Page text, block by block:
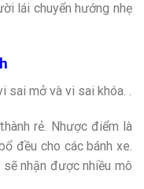
lái chuyển hướng nhẹ
mở và vi sai khóa. .
rẻ. Nhược điểm là
đều cho các bánh xe.
nhận được nhiều mô